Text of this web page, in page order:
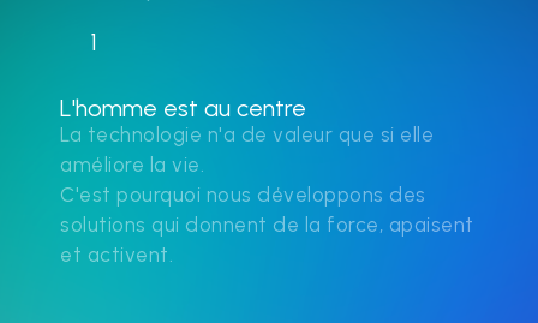
1
L'homme est au centre
La technologie n'a de valeur que si elle
améliore la vie.
C'est pourquoi nous développons des
solutions qui donnent de la force, apaisent
et activent.